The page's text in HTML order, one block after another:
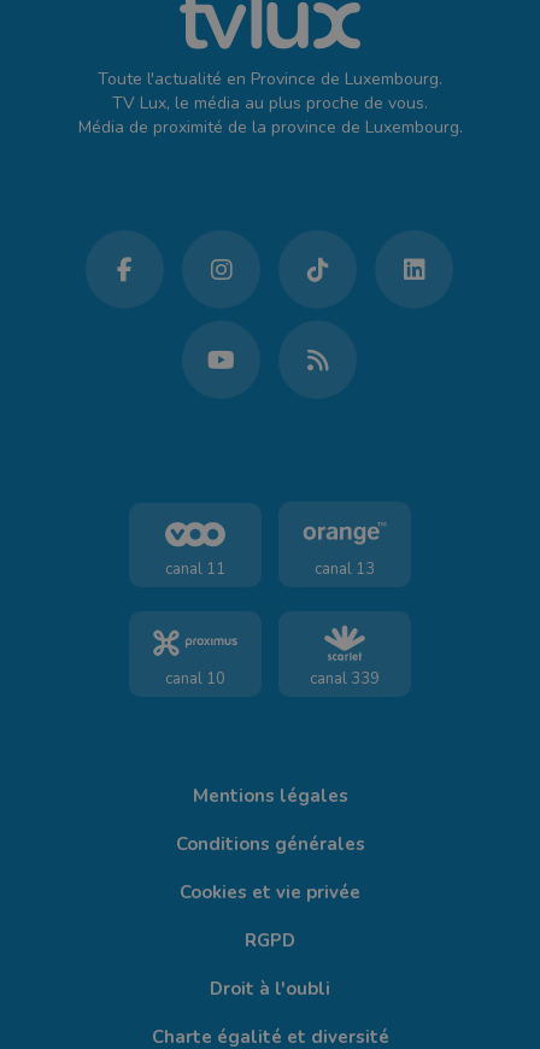
Toute l'actualité en Province de Luxembourg.
TV Lux, le média au plus proche de vous.
Média de proximité de la province de Luxembourg.
canal 11 canal 13
canal 10 canal 339
Mentions légales
Conditions générales
Cookies et vie privée
RGPD
Droit à l'oubli
Charte égalité et diversité